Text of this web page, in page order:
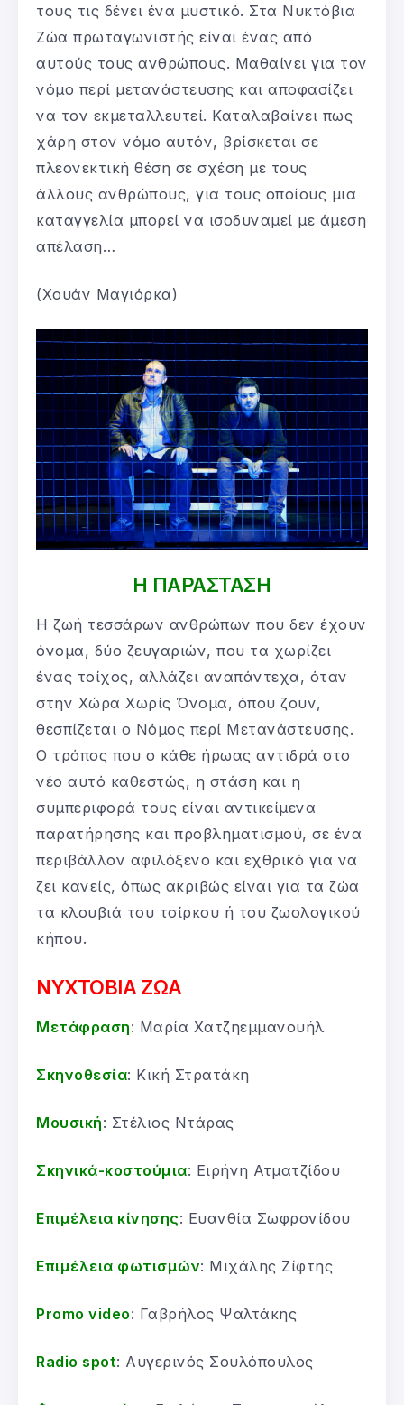
τους τις δένει ένα μυστικό. Στα Νυκτόβια
Ζώα πρωταγωνιστής είναι ένας από
αυτούς τους ανθρώπους. Μαθαίνει για τον
νόμο περί μετανάστευσης και αποφασίζει
να τον εκμεταλλευτεί. Καταλαβαίνει πως
χάρη στον νόμο αυτόν, βρίσκεται σε
πλεονεκτική θέση σε σχέση με τους
άλλους ανθρώπους, για τους οποίους μια
καταγγελία μπορεί να ισοδυναμεί με άμεση
απέλαση…
(Χουάν Μαγιόρκα)
Η ΠΑΡΑΣΤΑΣΗ
Η ζωή τεσσάρων ανθρώπων που δεν έχουν
όνομα, δύο ζευγαριών, που τα χωρίζει
ένας τοίχος, αλλάζει αναπάντεχα, όταν
στην Χώρα Χωρίς Όνομα, όπου ζουν,
θεσπίζεται ο Νόμος περί Μετανάστευσης.
Ο τρόπος που ο κάθε ήρωας αντιδρά στο
νέο αυτό καθεστώς, η στάση και η
συμπεριφορά τους είναι αντικείμενα
παρατήρησης και προβληματισμού, σε ένα
περιβάλλον αφιλόξενο και εχθρικό για να
ζει κανείς, όπως ακριβώς είναι για τα ζώα
τα κλουβιά του τσίρκου ή του ζωολογικού
κήπου.
ΝΥΧΤΟΒΙΑ ΖΩΑ
Μετάφραση: Μαρία Χατζηεμμανουήλ
Σκηνοθεσία: Κική Στρατάκη
Μουσική: Στέλιος Ντάρας
Σκηνικά-κοστούμια: Ειρήνη Ατματζίδου
Επιμέλεια κίνησης: Ευανθία Σωφρονίδου
Επιμέλεια φωτισμών: Μιχάλης Ζίφτης
Promo video: Γαβρήλος Ψαλτάκης
Radio spot: Αυγερινός Σουλόπουλος